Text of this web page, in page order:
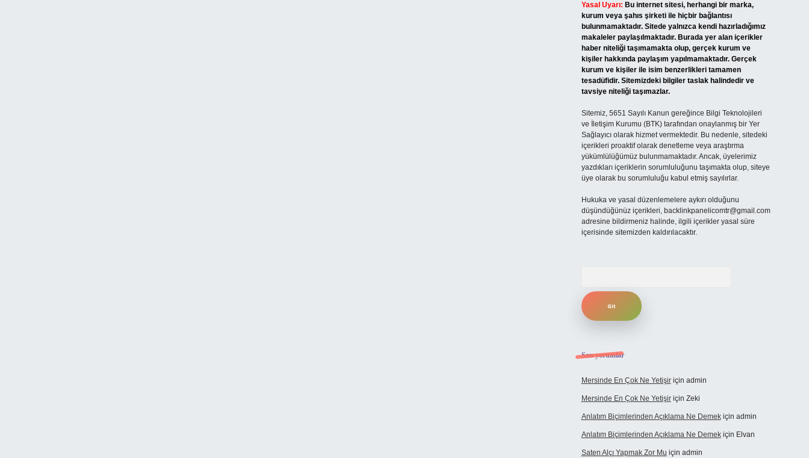
Yasal Uyarı: Bu internet sitesi, herhangi bir marka,
kurum veya şahıs şirketi ile hiçbir bağlantısı
bulunmamaktadır. Sitede yalnızca kendi hazırladığımız
makaleler paylaşılmaktadır. Burada yer alan içerikler
haber niteliği taşımamakta olup, gerçek kurum ve
kişiler hakkında paylaşım yapılmamaktadır. Gerçek
kurum ve kişiler ile isim benzerlikleri tamamen
tesadüfidir. Sitemizdeki bilgiler taslak halindedir ve
tavsiye niteliği taşımazlar.
Sitemiz, 5651 Sayılı Kanun gereğince Bilgi Teknolojileri
ve İletişim Kurumu (BTK) tarafından onaylanmış bir Yer
Sağlayıcı olarak hizmet vermektedir. Bu nedenle, sitedeki
içerikleri proaktif olarak denetleme veya araştırma
yükümlülüğümüz bulunmamaktadır. Ancak, üyelerimiz
yazdıkları içeriklerin sorumluluğunu taşımakta olup, siteye
üye olarak bu sorumluluğu kabul etmiş sayılırlar.
Hukuka ve yasal düzenlemelere aykırı olduğunu
düşündüğünüz içerikleri, backlinkpanelicomtr@gmail.com
adresine bildirmeniz halinde, ilgili içerikler yasal süre
içerisinde sitemizden kaldırılacaktır.
Son yorumlar
Mersinde En Çok Ne Yetişiriçin admin
Mersinde En Çok Ne Yetişiriçin Zeki
Anlatım Biçimlerinden Açıklama Ne Demekiçin admin
Anlatım Biçimlerinden Açıklama Ne Demekiçin Elvan
Saten Alçı Yapmak Zor Mu için admin